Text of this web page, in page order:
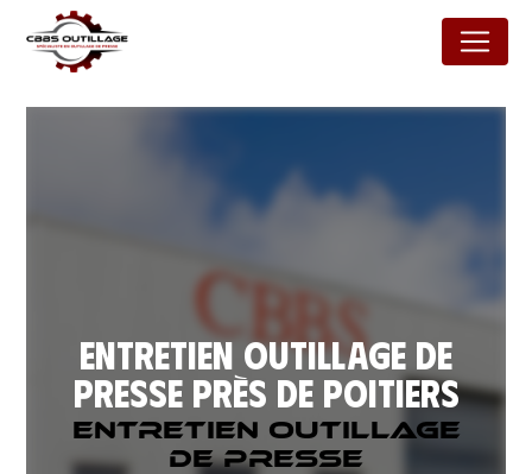
Entretien outillage de
presse près de Poitiers
Entretien outillage
de presse
Panneau de gestion des cookies